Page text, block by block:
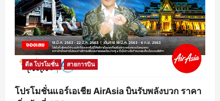
ดีล โปรโมชั่น สายการบิน
โปรโมชั่นแอร์เอเชีย AirAsia บินรับพลังบวก ราคา